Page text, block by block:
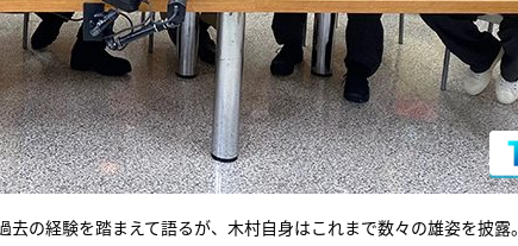
の経験を踏まえて語るが、木村自身はこれまで数々の雄姿を披露。